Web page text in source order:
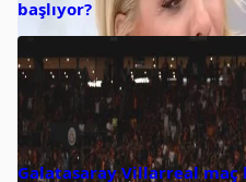
başlıyor?
Galatasaray Villarreal